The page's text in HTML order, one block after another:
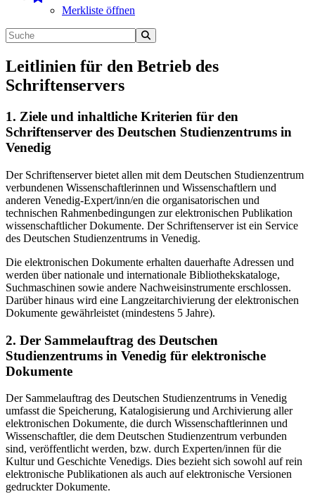
Merkliste öffnen
Leitlinien für den Betrieb des
Schriftenservers
1. Ziele und inhaltliche Kriterien für den
Schriftenserver des Deutschen Studienzentrums in
Venedig
Der Schriftenserver bietet allen mit dem Deutschen Studienzentrum
verbundenen Wissenschaftlerinnen und Wissenschaftlern und
anderen Venedig-Expert/inn/en die organisatorischen und
technischen Rahmenbedingungen zur elektronischen Publikation
wissenschaftlicher Dokumente. Der Schriftenserver ist ein Service
des Deutschen Studienzentrums in Venedig.
Die elektronischen Dokumente erhalten dauerhafte Adressen und
werden über nationale und internationale Bibliothekskataloge,
Suchmaschinen sowie andere Nachweisinstrumente erschlossen.
Darüber hinaus wird eine Langzeitarchivierung der elektronischen
Dokumente gewährleistet (mindestens 5 Jahre).
2. Der Sammelauftrag des Deutschen
Studienzentrums in Venedig für elektronische
Dokumente
Der Sammelauftrag des Deutschen Studienzentrums in Venedig
umfasst die Speicherung, Katalogisierung und Archivierung aller
elektronischen Dokumente, die durch Wissenschaftlerinnen und
Wissenschaftler, die dem Deutschen Studienzentrum verbunden
sind, veröffentlicht werden, bzw. durch Experten/innen für die
Kultur und Geschichte Venedigs. Dies bezieht sich sowohl auf rein
elektronische Publikationen als auch auf elektronische Versionen
gedruckter Dokumente.